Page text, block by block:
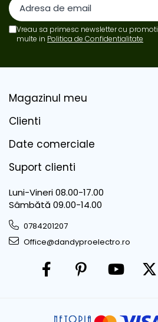
Vreau sa primesc newsletter cu
multe in Politica de Confidentialitate
Magazinul meu
Clienti
Date comerciale
Suport clienti
Luni-Vineri 08.00-17.00
Sâmbătă 09.00-14.00
0784201207
Office@dandyproelectro.ro